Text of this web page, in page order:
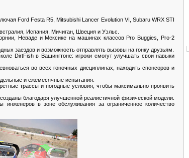
Ford Festa R5, Mitsubishi Lancer Evolution VI, Subaru WRX STI
Испания, Мичиган, Швеция и Уэльс.
Неваде и Мексике на машинах классов Pro Buggies, Pro-2
заездов и возможность отправлять вызовы на гонку друзьям.
DirtFish в Вашингтоне: игроки смогут улучшать свои навыки
во всех гоночных дисциплинах, находить спонсоров и
и ежемесячные испытания.
трассы и погодные условия, чтобы максимально проявить
благодаря улучшенной реалистичной физической модели.
в зоне обслуживания за ограниченное количество